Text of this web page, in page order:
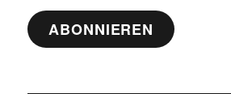
Adresse
ABONNIEREN